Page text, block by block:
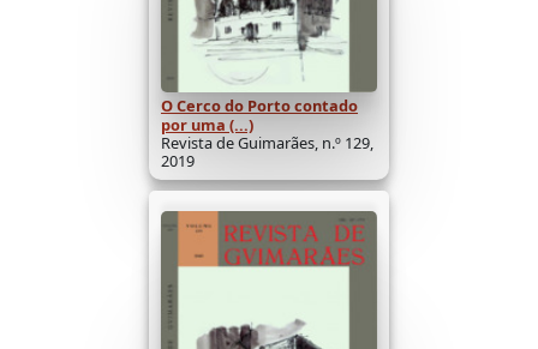
O Cerco do Porto contado
por uma (...)
Revista de Guimarães, n.º 129,
2019